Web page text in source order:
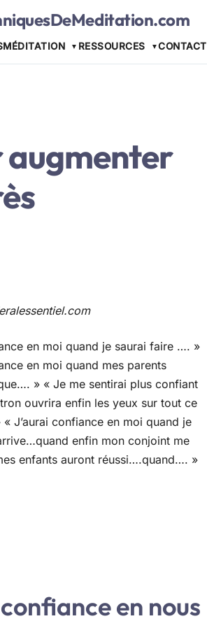
MÉDITATION RESSOURCES CONTACT
en moi quand je saurai faire …. »
en moi quand mes parents
» « Je me sentirai plus confiant
ouvrira enfin les yeux sur tout ce
J’aurai confiance en moi quand je
enfin mon conjoint me
enfants auront réussi….quand…. »
en nous